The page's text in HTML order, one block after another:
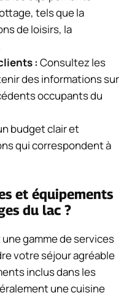
tels que la
de loisirs, la
: Consultez les
des informations sur
occupants du
budget clair et
qui correspondent à
et équipements
du lac ?
gamme de services
votre séjour agréable
inclus dans les
une cuisine